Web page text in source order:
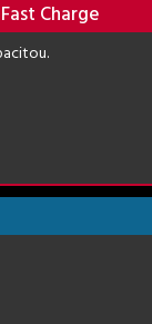
Charge